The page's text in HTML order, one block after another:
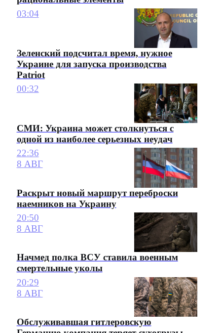
03:04
Зеленский подсчитал время, нужное
Украине для запуска производства
Patriot
00:32
СМИ: Украина может столкнуться с
одной из наиболее серьезных неудач
22:36
8 АВГ
Раскрыт новый маршрут переброски
наемников на Украину
20:50
8 АВГ
Начмед полка ВСУ ставила военным
смертельные уколы
20:29
8 АВГ
Обслуживавшая гитлеровскую